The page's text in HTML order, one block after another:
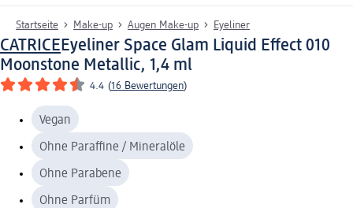
Startseite Make-up Augen Make-up Eyeliner
CATRICEEyeliner Space Glam Liquid Effect 010
Moonstone Metallic, 1,4 ml
4.4 (16 Bewertungen)
Vegan
Ohne Paraffine / Mineralöle
Ohne Parabene
Ohne Parfüm